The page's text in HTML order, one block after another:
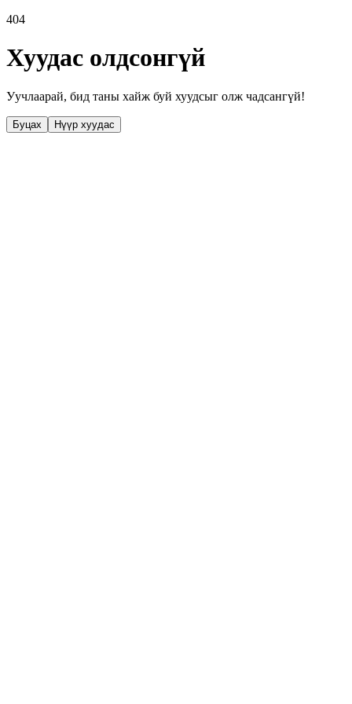
404
Хуудас олдсонгүй
Уучлаарай, бид таны хайж буй хуудсыг олж чадсангүй!
Буцах Нүүр хуудас